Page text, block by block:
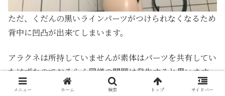
ただ、くだんの黒いラインパーツがつけられなくなるため
背中に凹凸が出来てしまいます。
アラクネは所持していませんが素体はパーツを共有してい
たはずなのでおそらく同様の問題は発生すると思います。
メニュー ホーム 検索 トップ サイドバー